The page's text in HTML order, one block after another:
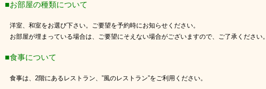
■お部屋の種類について
洋室、和室をお選び下さい。ご要望を予約時にお知らせください。
お部屋が埋まっている場合は、ご要望にそえない場合がございますので、ご了承ください。
■食事について
食事は、2階にあるレストラン、”風のレストラン”をご利用ください。